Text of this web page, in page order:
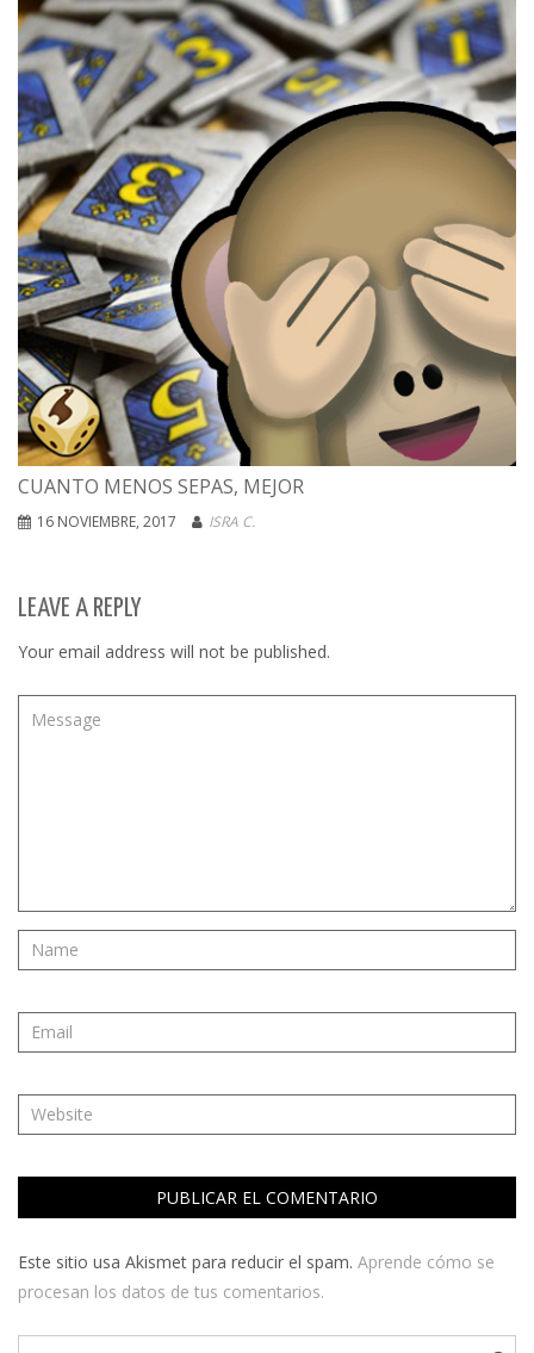
CUANTO MENOS SEPAS, MEJOR
16 NOVIEMBRE, 2017 ISRA C.
LEAVE A REPLY
Your email address will not be published.
Este sitio usa Akismet para reducir el spam. Aprende cómo se
procesan los datos de tus comentarios.